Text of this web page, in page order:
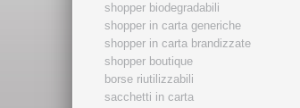
shopper biodegradabili
shopper in carta generiche
shopper in carta brandizzate
shopper boutique
borse riutilizzabili
sacchetti in carta